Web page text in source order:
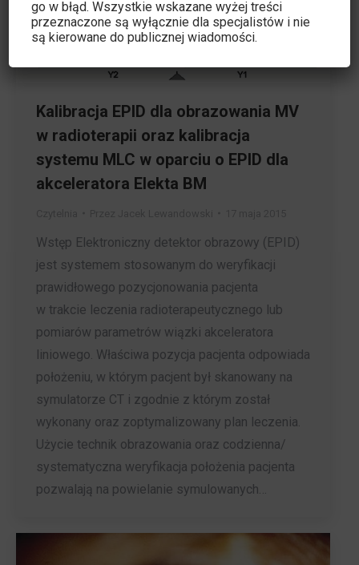
Kalibracja EPID dla obrazowania MV
w radioterapii oraz kalibracja
systemu MLC w oparciu o EPID dla
akceleratora Elekta BM
Wstęp Elektroniczny detektor obrazowy (EPID)
jest systemem stosowanym do weryfikacji
prawidłowego pozycjonowania pacjenta
w trakcie leczenia radioterapeutycznego lub
pomiarów parametrów wiązki akceleratora
liniowego. Właściwa pozycja pacjenta odpowiada
położeniu, w którym pacjent był skanowany na
symulatorze CT i zgodnie z którym został
wykonany oraz zoptymalizowany plan leczenia.
Użycie technik obrazowania oraz codzienna/
systematyczna weryfikacja położenia pacjenta
pozwalają na powielanie symulowanych…
go w błąd. Wszystkie wskazane wyżej treści
przeznaczone są wyłącznie dla specjalistów i nie
są kierowane do publicznej wiadomości.